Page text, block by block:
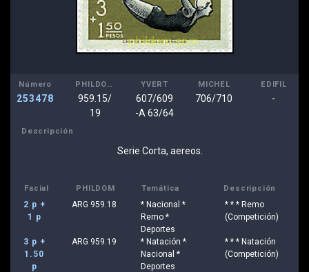
Número
253478
PHILDOM
959.15/
19
YVERT
607/609
-A 63/64
MICHEL
706/710
EDIFIL
-
Descripción
Serie Corta, aereos.
Facial PHILDOM Temática Descripción
2 p +
1 p
ARG 959.18
* Nacional *
Remo *
Deportes
* * * Remo
(Competición)
3 p +
1.50
p
ARG 959.19
* Natación *
Nacional *
Deportes
* * * Natación
(Competición)